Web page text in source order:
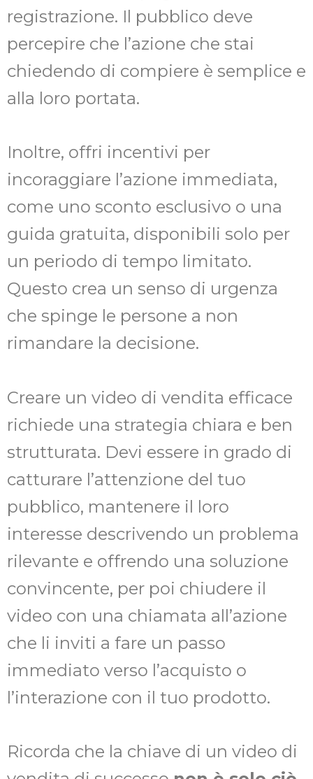
registrazione. Il pubblico deve
percepire che l’azione che stai
chiedendo di compiere è semplice e
alla loro portata.
Inoltre, offri incentivi per
incoraggiare l’azione immediata,
come uno sconto esclusivo o una
guida gratuita, disponibili solo per
un periodo di tempo limitato.
Questo crea un senso di urgenza
che spinge le persone a non
rimandare la decisione.
Creare un video di vendita efficace
richiede una strategia chiara e ben
strutturata. Devi essere in grado di
catturare l’attenzione del tuo
pubblico, mantenere il loro
interesse descrivendo un problema
rilevante e offrendo una soluzione
convincente, per poi chiudere il
video con una chiamata all’azione
che li inviti a fare un passo
immediato verso l’acquisto o
l’interazione con il tuo prodotto.
Ricorda che la chiave di un video di